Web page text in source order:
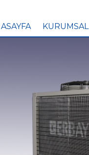
KURUMSAL